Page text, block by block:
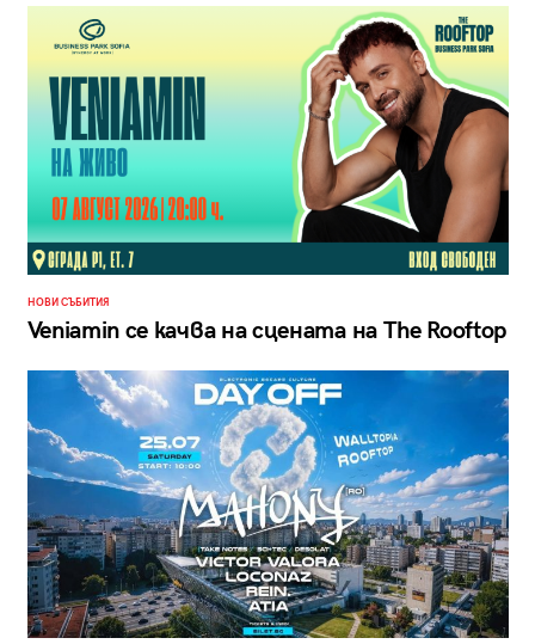
НОВИ СЪБИТИЯ
Veniamin се качва на сцената на The Rooftop